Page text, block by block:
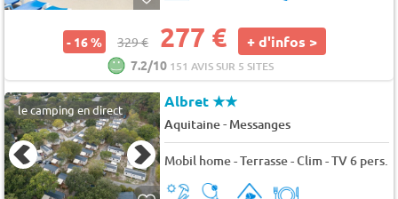
- 16 % 329 € 277 € + d'infos >
7.2/10 151 AVIS SUR 5 SITES
le camping en direct Albret★★
Aquitaine- Messanges
Mobil home - Terrasse - Clim - TV 6 pers.